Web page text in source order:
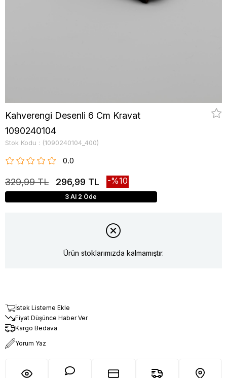
Kahverengi Desenli 6 Cm Kravat
1090240104
Stok Kodu (1090240104_400)
0.0
329,99 TL 296,99 TL 10
3 Al 2 Öde
Ürün stoklarımızda kalmamıştır.
İstek Listeme Ekle
Fiyat Düşünce Haber Ver
Kargo Bedava
Yorum Yaz